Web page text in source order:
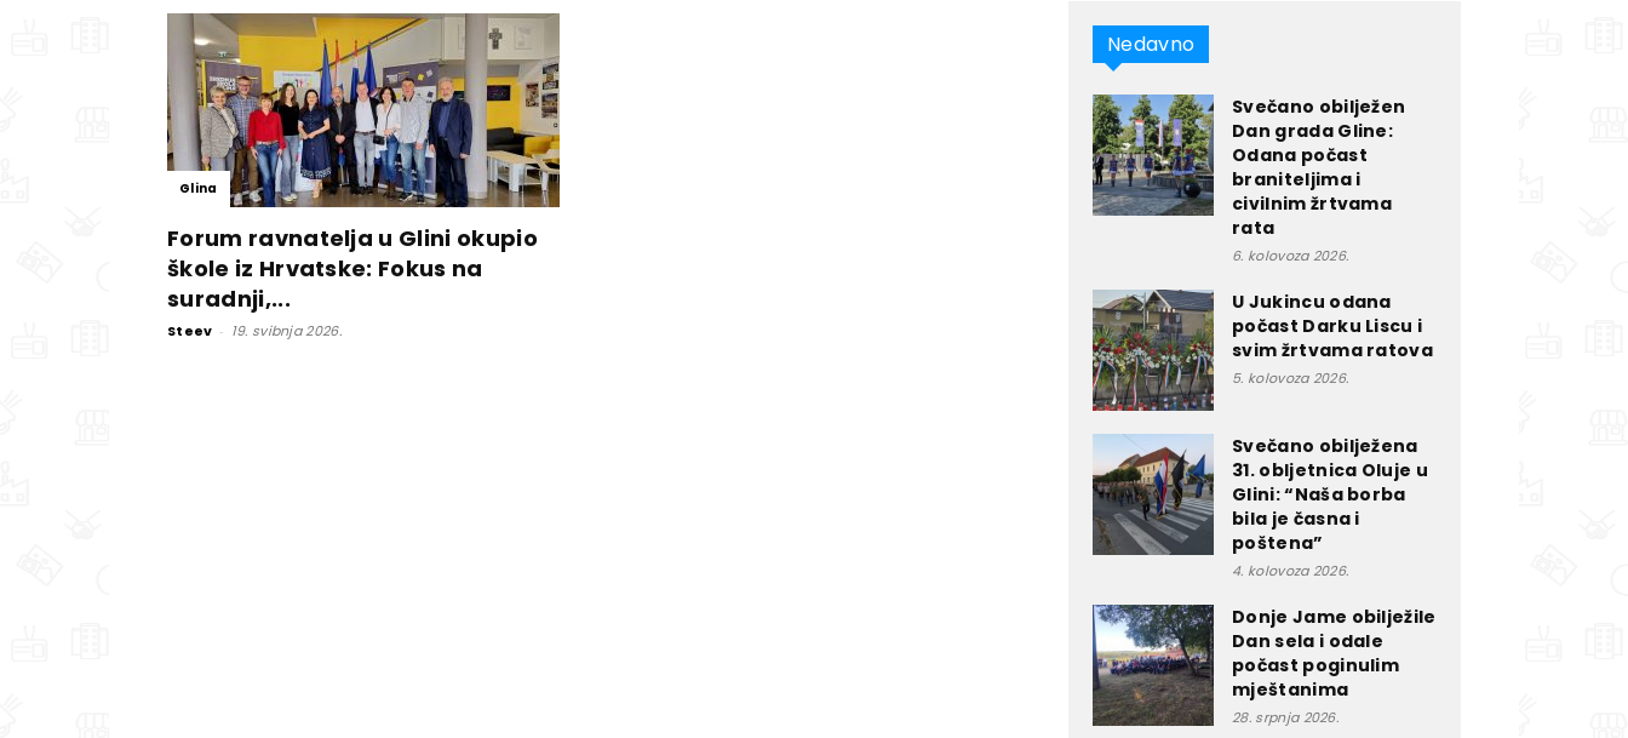
Glina
Forum ravnatelja u Glini okupio
škole iz Hrvatske: Fokus na
suradnji,...
Steev - 19. svibnja 2026.
Nedavno
Svečano obilježen
Dan grada Gline:
Odana počast
braniteljima i
civilnim žrtvama
rata
6. kolovoza 2026.
U Jukincu odana
počast Darku Liscu i
svim žrtvama ratova
5. kolovoza 2026.
Svečano obilježena
31. obljetnica Oluje u
Glini: “Naša borba
bila je časna i
poštena”
4. kolovoza 2026.
Donje Jame obilježile
Dan sela i odale
počast poginulim
mještanima
28. srpnja 2026.